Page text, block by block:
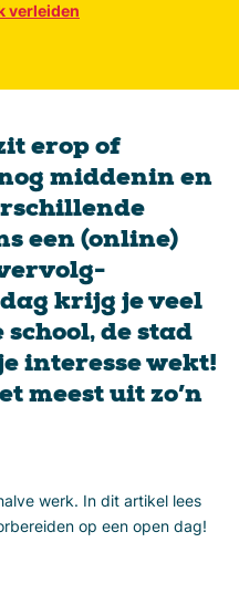
verleiden
erop of
middenin en
een (online)
krijg je veel
de stad
interesse wekt!
meest uit zo’n
werk. In dit artikel lees
op een open dag!